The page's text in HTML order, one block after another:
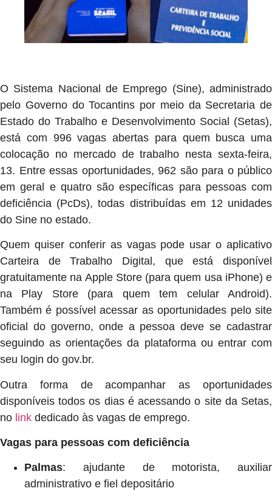
O Sistema Nacional de Emprego (Sine), administrado
pelo Governo do Tocantins por meio da Secretaria de
Estado do Trabalho e Desenvolvimento Social (Setas),
está com 996 vagas abertas para quem busca uma
colocação no mercado de trabalho nesta sexta-feira,
13. Entre essas oportunidades, 962 são para o público
em geral e quatro são específicas para pessoas com
deficiência (PcDs), todas distribuídas em 12 unidades
do Sine no estado.
Quem quiser conferir as vagas pode usar o aplicativo
Carteira de Trabalho Digital, que está disponível
gratuitamente na Apple Store (para quem usa iPhone) e
na Play Store (para quem tem celular Android).
Também é possível acessar as oportunidades pelo site
oficial do governo, onde a pessoa deve se cadastrar
seguindo as orientações da plataforma ou entrar com
seu login do gov.br.
Outra forma de acompanhar as oportunidades
disponíveis todos os dias é acessando o site da Setas,
no link dedicado às vagas de emprego.
Vagas para pessoas com deficiência
Palmas: ajudante de motorista, auxiliar
administrativo e fiel depositário